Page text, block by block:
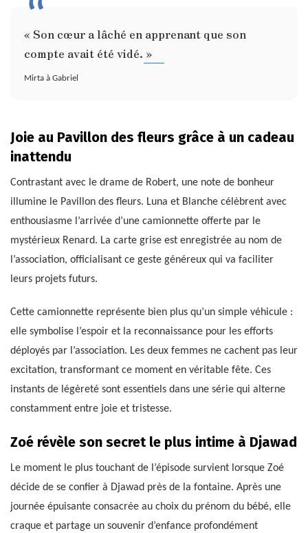
« Son cœur a lâché en apprenant que son
compte avait été vidé. »
Mirta à Gabriel
Joie au Pavillon des fleurs grâce à un cadeau
inattendu
Contrastant avec le drame de Robert, une note de bonheur
illumine le Pavillon des fleurs. Luna et Blanche célèbrent avec
enthousiasme l’arrivée d’une camionnette offerte par le
mystérieux Renard. La carte grise est enregistrée au nom de
l’association, officialisant ce geste généreux qui va faciliter
leurs projets futurs.
Cette camionnette représente bien plus qu’un simple véhicule :
elle symbolise l’espoir et la reconnaissance pour les efforts
déployés par l’association. Les deux femmes ne cachent pas leur
excitation, transformant ce moment en véritable fête. Ces
instants de légèreté sont essentiels dans une série qui alterne
constamment entre joie et tristesse.
Zoé révèle son secret le plus intime à Djawad
Le moment le plus touchant de l’épisode survient lorsque Zoé
décide de se confier à Djawad près de la fontaine. Après une
journée épuisante consacrée au choix du prénom du bébé, elle
craque et partage un souvenir d’enfance profondément